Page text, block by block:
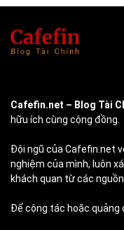
Cafefin.net – Blog Tài
hữu ích cùng cộng đồng.
Đội ngũ của Cafefin.net
nghiệm của mình, luôn
khách quan từ các
Để cộng tác hoặc quảng